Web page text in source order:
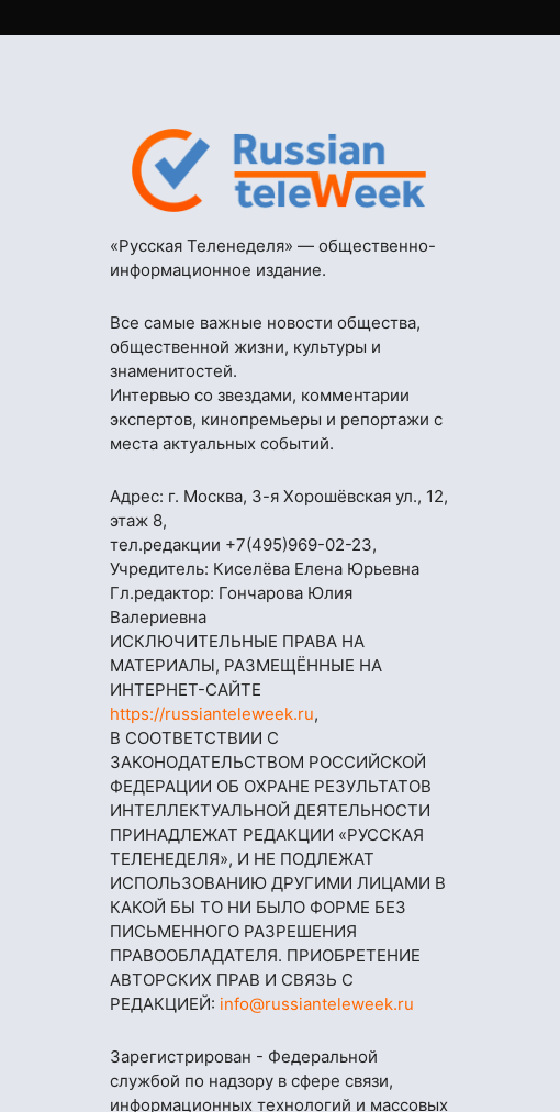
«Русская Теленеделя» — общественно-
информационное издание.
Все самые важные новости общества,
общественной жизни, культуры и
знаменитостей.
Интервью со звездами, комментарии
экспертов, кинопремьеры и репортажи с
места актуальных событий.
Адрес: г. Москва, 3-я Хорошёвская ул., 12,
этаж 8,
тел.редакции +7(495)969-02-23,
Учредитель: Киселёва Елена Юрьевна
Гл.редактор: Гончарова Юлия
Валериевна
ИСКЛЮЧИТЕЛЬНЫЕ ПРАВА НА
МАТЕРИАЛЫ, РАЗМЕЩЁННЫЕ НА
ИНТЕРНЕТ-САЙТЕ
https://russianteleweek.ru,
В СООТВЕТСТВИИ С
ЗАКОНОДАТЕЛЬСТВОМ РОССИЙСКОЙ
ФЕДЕРАЦИИ ОБ ОХРАНЕ РЕЗУЛЬТАТОВ
ИНТЕЛЛЕКТУАЛЬНОЙ ДЕЯТЕЛЬНОСТИ
ПРИНАДЛЕЖАТ РЕДАКЦИИ «РУССКАЯ
ТЕЛЕНЕДЕЛЯ», И НЕ ПОДЛЕЖАТ
ИСПОЛЬЗОВАНИЮ ДРУГИМИ ЛИЦАМИ В
КАКОЙ БЫ ТО НИ БЫЛО ФОРМЕ БЕЗ
ПИСЬМЕННОГО РАЗРЕШЕНИЯ
ПРАВООБЛАДАТЕЛЯ. ПРИОБРЕТЕНИЕ
АВТОРСКИХ ПРАВ И СВЯЗЬ С
РЕДАКЦИЕЙ: info@russianteleweek.ru
Зарегистрирован - Федеральной
службой по надзору в сфере связи,
информационных технологий и массовых